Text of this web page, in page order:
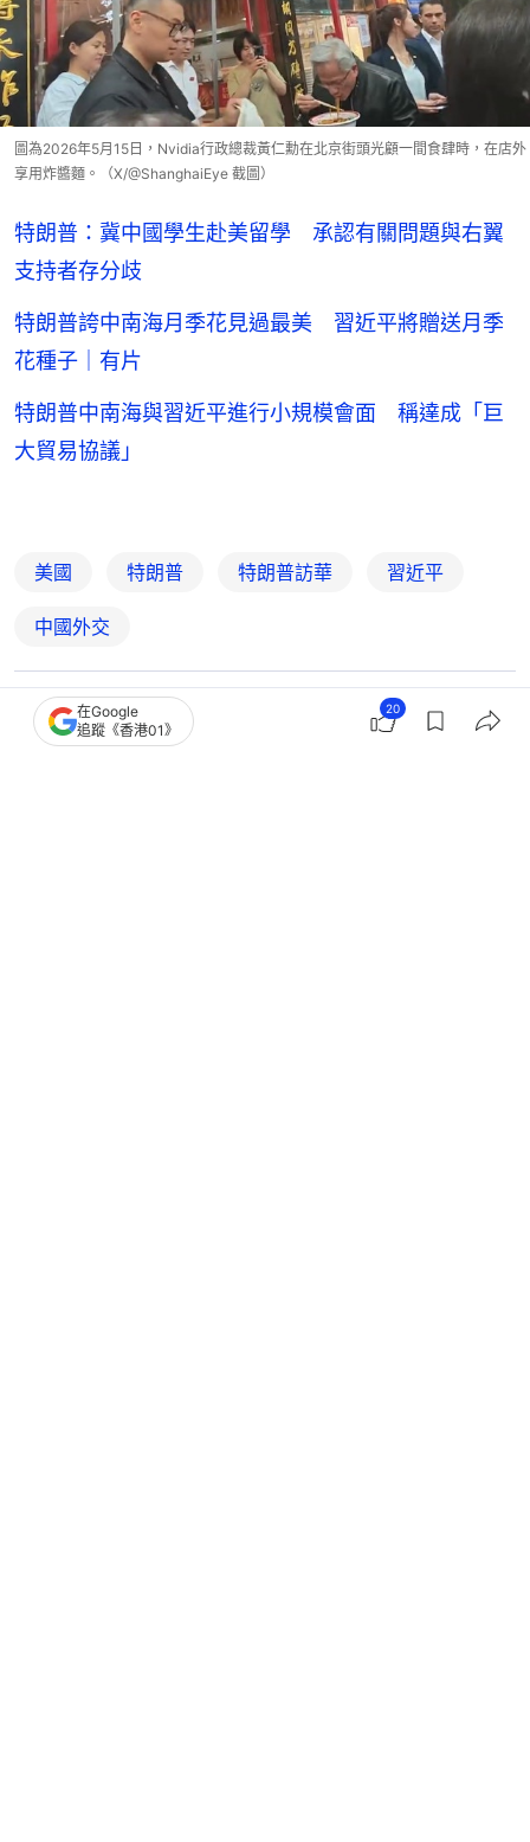
圖為2026年5月15日，Nvidia行政總裁黃仁勳在北京街頭光顧一間食肆時，在店外
享用炸醬麵。（X/@ShanghaiEye 截圖）
特朗普：冀中國學生赴美留學 承認有關問題與右翼
支持者存分歧
特朗普誇中南海月季花見過最美 習近平將贈送月季
花種子｜有片
特朗普中南海與習近平進行小規模會面 稱達成「巨
大貿易協議」
美國 特朗普 特朗普訪華 習近平
中國外交
在Google
追蹤《香港01》
20